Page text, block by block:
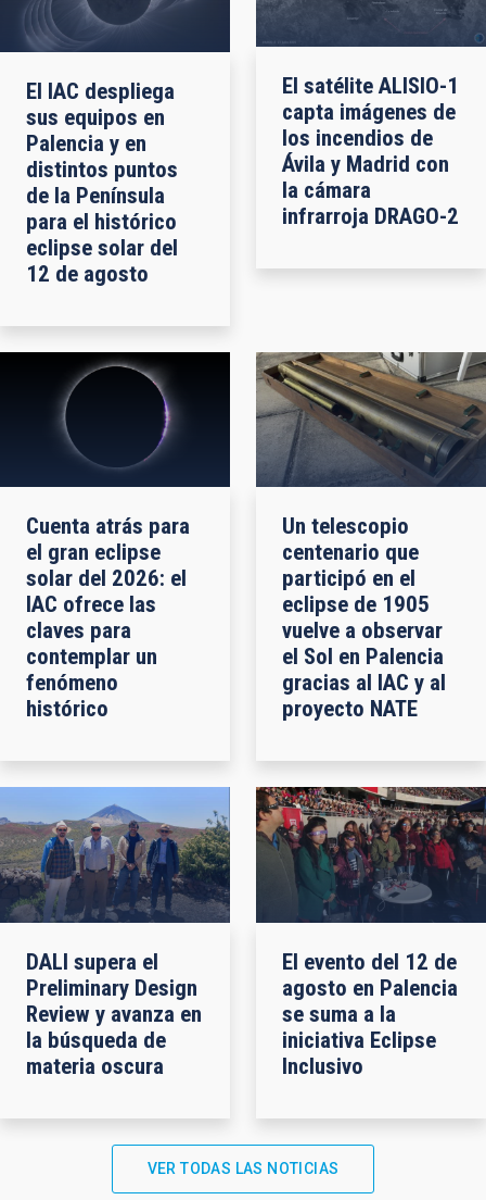
El IAC despliega
sus equipos en
Palencia y en
distintos puntos
de la Península
para el histórico
eclipse solar del
12 de agosto
El satélite ALISIO-1
capta imágenes de
los incendios de
Ávila y Madrid con
la cámara
infrarroja DRAGO-2
Cuenta atrás para
el gran eclipse
solar del 2026: el
IAC ofrece las
claves para
contemplar un
fenómeno
histórico
Un telescopio
centenario que
participó en el
eclipse de 1905
vuelve a observar
el Sol en Palencia
gracias al IAC y al
proyecto NATE
DALI supera el
Preliminary Design
Review y avanza en
la búsqueda de
materia oscura
El evento del 12 de
agosto en Palencia
se suma a la
iniciativa Eclipse
Inclusivo
VER TODAS LAS NOTICIAS